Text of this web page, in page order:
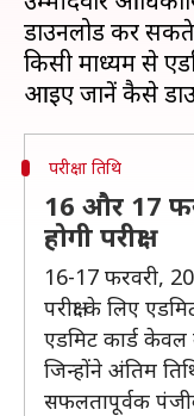
डाउनलोड कर सकते
किसी माध्यम से
परीक्षा तिथि
16 और 17
होगी परीक्षा
16-17 फरवरी,
परीक्षा के लिए
एडमिट कार्ड केवल
जिन्होंने अंतिम
सफलतापूर्वक